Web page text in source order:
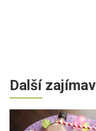
Další